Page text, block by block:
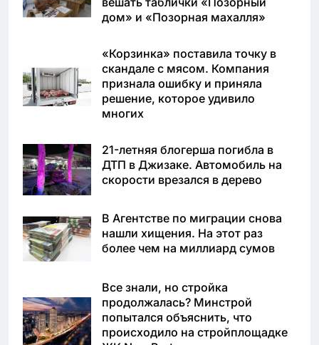
дом» и «Позорная махалля»
«Корзинка» поставила точку в
скандале с мясом. Компания
признала ошибку и приняла
решение, которое удивило
многих
21-летняя блогерша погибла в
ДТП в Джизаке. Автомобиль на
скорости врезался в дерево
В Агентстве по миграции снова
нашли хищения. На этот раз
более чем на миллиард сумов
Все знали, но стройка
продолжалась? Минстрой
попытался объяснить, что
происходило на стройплощадке